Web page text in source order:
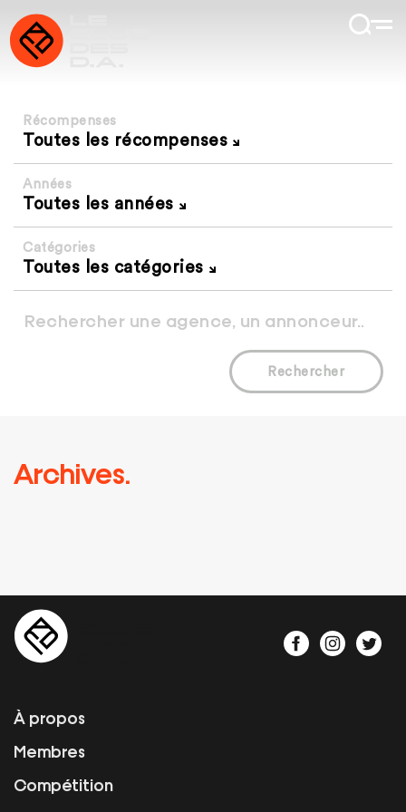
Récompenses
Toutes les récompenses
Années
Toutes les années
Catégories
Toutes les catégories
Rechercher
Archives.
À propos
Membres
Compétition